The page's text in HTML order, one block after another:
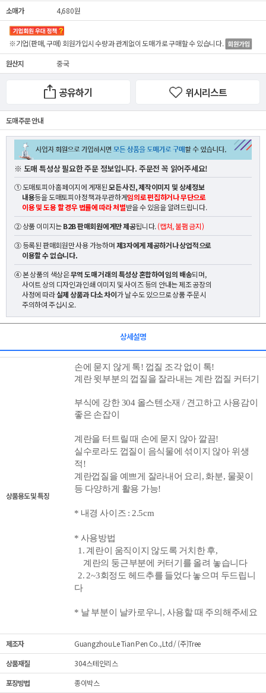
소매가 4,680원
※기업(판매, 구매) 회원가입시 수량과 관계없이도매가로 구매할 수 있습니다.
원산지 중국
공유하기 위시리스트
도매 주문 안내
※ 도매 특성상 필요한 주문 정보입니다. 주문전 꼭 읽어주세요!
① 도매토피아 홈페이지에 게재된모든 사진, 제작이미지 및 상세정보
내용등을 도매토피아 정책과 무관하게임의로 편집하거나 무단으로
이용 및 도용 할 경우 법률에 따라 처벌받을 수 있음을 알려드립니다.
② 상품 이미지는B2B 판매회원에게만 제공됩니다.(캡쳐, 불펌 금지)
③ 등록된 판매회원만 사용 가능하며제3자에게 제공하거나 상업적으로
이용할 수 없습니다.
④ 본 상품의 색상은무역 도매 거래의 특성상 혼합하여 임의 배송되며,
사이트 상의 디자인과 인쇄 이미지 및 사이즈 등의 안내는 제조 공장의
사정에 따라실제 상품과 다소 차이가 날 수도 있으므로 상품 주문 시
주의하여 주십시오.
상세설명
상품용도 및 특징
손에 묻지 않게 톡! 껍질 조각 없이 톡!
계란 윗부분의 껍질을 잘라내는 계란 껍질 커터기
부식에 강한 304 올스텐소재 / 견고하고 사용감이
좋은 손잡이
계란을 터트릴 때 손에 묻지 않아 깔끔!
실수로라도 껍질이 음식물에 섞이지 않아 위생
적!
계란껍질을 예쁘게 잘라내어 요리, 화분, 물꽂이
등 다양하게 활용 가능!
* 내경 사이즈 : 2.5cm
* 사용방법
1. 계란이 움직이지 않도록 거치한 후,
계란의 둥근부분에 커터기를 올려 놓습니다
2. 2~3회정도 헤드추를 들었다 놓으며 두드립니
다
* 날 부분이 날카로우니, 사용할 때 주의해주세요
제조자
Guangzhou Le Tian Pen Co., Ltd / (주)Tree
상품재질
304스테인리스
포장방법
종이박스